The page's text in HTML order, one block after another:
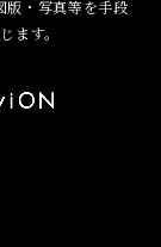
版・写真等を手段
ます。